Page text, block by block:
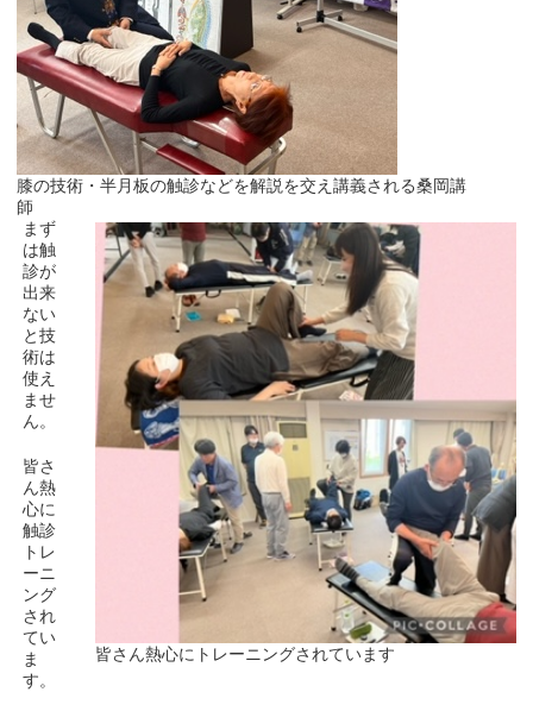
膝の技術・半月板の触診などを解説を交え講義される桑岡講
師
皆さん熱心にトレーニングされています
まず
は触
診が
出来
ない
と技
術は
使え
ませ
ん。
皆さ
ん熱
心に
触診
トレ
ーニ
ング
され
てい
ま
す。